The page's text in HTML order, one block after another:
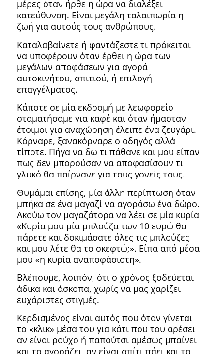
μέρες όταν ήρθε η ώρα να διαλέξει
κατεύθυνση. Είναι μεγάλη ταλαιπωρία η
ζωή για αυτούς τους ανθρώπους.
Καταλαβαίνετε ή φαντάζεστε τι πρόκειται
να υποφέρουν όταν έρθει η ώρα των
μεγάλων αποφάσεων για αγορά
αυτοκινήτου, σπιτιού, ή επιλογή
επαγγέλματος.
Κάποτε σε μία εκδρομή με λεωφορείο
σταματήσαμε για καφέ και όταν ήμασταν
έτοιμοι για αναχώρηση έλειπε ένα ζευγάρι.
Κόρναρε, ξανακόρναρε ο οδηγός αλλά
τίποτε. Πήγα να δω τι πάθανε και μου είπαν
πως δεν μπορούσαν να αποφασίσουν τι
γλυκό θα παίρνανε για τους γονείς τους.
Θυμάμαι επίσης, μία άλλη περίπτωση όταν
μπήκα σε ένα μαγαζί να αγοράσω ένα δώρο.
Ακούω τον μαγαζάτορα να λέει σε μία κυρία
«Κυρία μου μία μπλούζα των 10 ευρώ θα
πάρετε και δοκιμάσατε όλες τις μπλούζες
και μου λέτε θα το σκεφτώ;». Είπα από μέσα
μου «η κυρία αναποφάσιστη».
Βλέπουμε, λοιπόν, ότι ο χρόνος ξοδεύεται
άδικα και άσκοπα, χωρίς να μας χαρίζει
ευχάριστες στιγμές.
Κερδισμένος είναι αυτός που όταν γίνεται
το «κλικ» μέσα του για κάτι που του αρέσει
αν είναι ρούχο ή παπούτσι αμέσως μπαίνει
και το αγοράζει, αν είναι σπίτι πάει και το